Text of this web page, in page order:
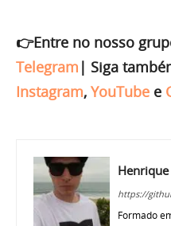
👉Entre no nosso
Telegram | Siga
Instagram, YouTube e
Henrique
https://
Formado